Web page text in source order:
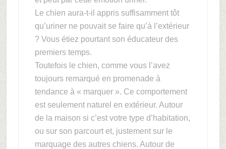
Le chien aura-t-il appris suffisamment tôt
qu’uriner ne pouvait se faire qu’à l’extérieur
? Vous étiez pourtant son éducateur des
premiers temps.
Toutefois le chien, comme vous l’avez
toujours remarqué en promenade à
tendance à « marquer ». Ce comportement
est seulement naturel en extérieur. Autour
de la maison si c’est votre type d’habitation,
ou sur son parcourt et, justement sur le
marquage des autres chiens. Autour de